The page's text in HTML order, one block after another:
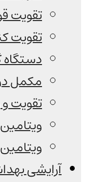
تقویت
تقویت
مکمل
تقویت
آرایشی